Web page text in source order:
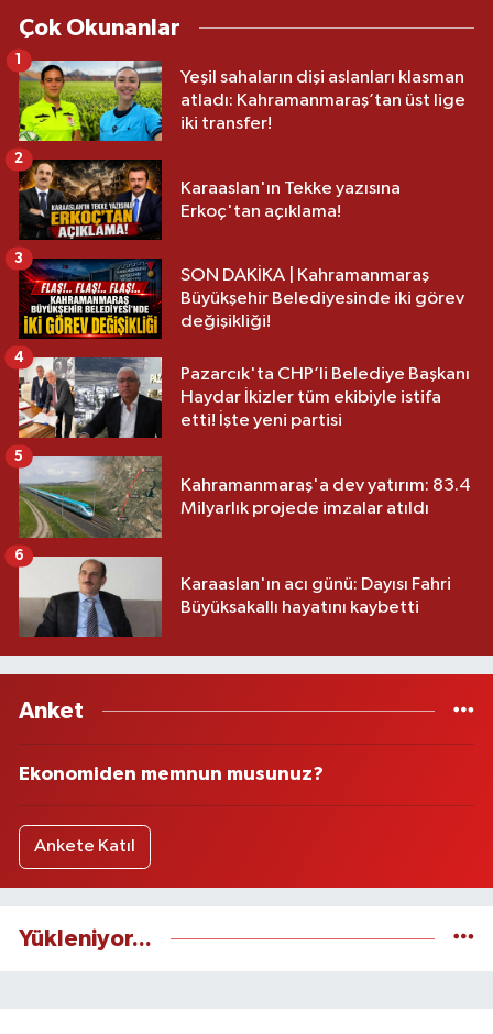
Çok Okunanlar
Yeşil sahaların dişi aslanları klasman
atladı: Kahramanmaraş’tan üst lige
iki transfer!
1
Karaaslan'ın Tekke yazısına
Erkoç'tan açıklama!
2
SON DAKİKA | Kahramanmaraş
Büyükşehir Belediyesinde iki görev
değişikliği!
3
Pazarcık'ta CHP’li Belediye Başkanı
Haydar İkizler tüm ekibiyle istifa
etti! İşte yeni partisi
4
Kahramanmaraş'a dev yatırım: 83.4
Milyarlık projede imzalar atıldı
5
Karaaslan'ın acı günü: Dayısı Fahri
Büyüksakallı hayatını kaybetti
6
Anket
Ekonomiden memnun musunuz?
Ankete Katıl
Yükleniyor...